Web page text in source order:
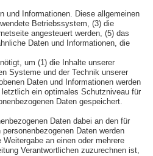
und Informationen. Diese allgemeinen
Betriebssystem, (3) die
angesteuert werden, (5) das
Daten und Informationen, die
um (1) die Inhalte unserer
Systeme und der Technik unserer
Daten und Informationen werden
ein optimales Schutzniveau für
Daten gespeichert.
Daten dabei an den für
Daten werden
an einen oder mehrere
Verantwortlichen zuzurechnen ist,